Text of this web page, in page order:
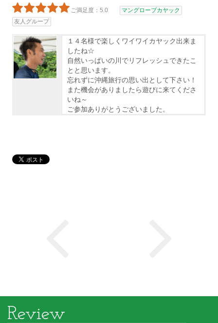
ご満足度：5.0
マングローブカヤック
友人グループ
１４名様で楽しくワイワイカヤック出来ま
したね☆
自然いっぱいの川でリフレッシュできたこ
とと思います。
忘れずに沖縄旅行の思い出として下さい！
また機会がありましたら遊びに来てくださ
いね～
ご参加ありがとうございました。